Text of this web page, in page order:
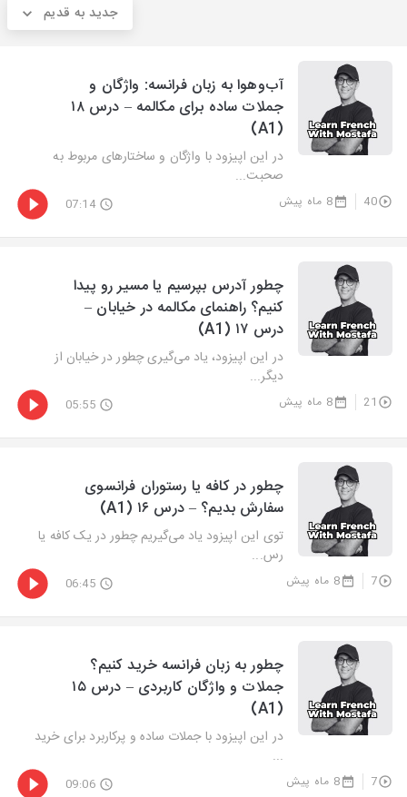
جدید به قدیم
آب‌وهوا به زبان فرانسه: واژگان و
جملات ساده برای مکالمه – درس ۱۸
(A1)
در این اپیزود با واژگان و ساختارهای مربوط به
صحبت...
40 8 ماه پیش 07:14
چطور آدرس بپرسیم یا مسیر رو پیدا
کنیم؟ راهنمای مکالمه در خیابان –
درس ۱۷ (A1)
در این اپیزود، یاد می‌گیری چطور در خیابان از
دیگر...
21 8 ماه پیش 05:55
چطور در کافه یا رستوران فرانسوی
سفارش بدیم؟ – درس ۱۶ (A1)
توی این اپیزود یاد می‌گیریم چطور در یک کافه یا
رس...
7 8 ماه پیش 06:45
چطور به زبان فرانسه خرید کنیم؟
جملات و واژگان کاربردی – درس ۱۵
(A1)
در این اپیزود با جملات ساده و پرکاربرد برای خرید
...
7 8 ماه پیش 09:06